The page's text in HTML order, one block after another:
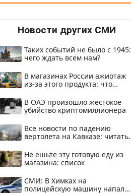
Новости других СМИ
Таких событий не было с 1945:
чего ждать всем нам?
В магазинах России ажиотаж
из-за этого продукта: что
В ОАЭ произошло жестокое
убийство криптомиллионера
Все новости по падению
вертолета на Кавказе: читать
Не ешьте эту готовую еду из
магазина: список
СМИ: В Химках на
полицейскую машину напали